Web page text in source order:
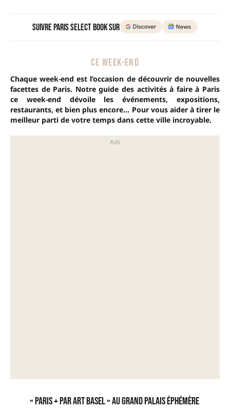
Suivre Paris Select Book sur
CE WEEK-END
Chaque week-end est l’occasion de découvrir de nouvelles
facettes de Paris. Notre guide des activités à faire à Paris
ce week-end dévoile les événements, expositions,
restaurants, et bien plus encore… Pour vous aider à tirer le
meilleur parti de votre temps dans cette ville incroyable.
« Paris + par Art Basel » au Grand Palais Éphémère